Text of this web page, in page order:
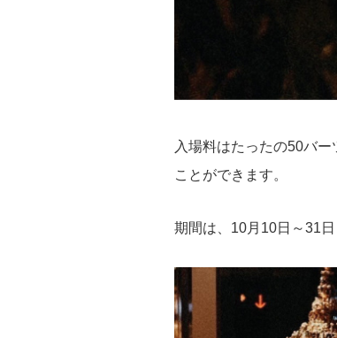
入場料はたったの50バ
ことができます。
期間は、10月10日～31日